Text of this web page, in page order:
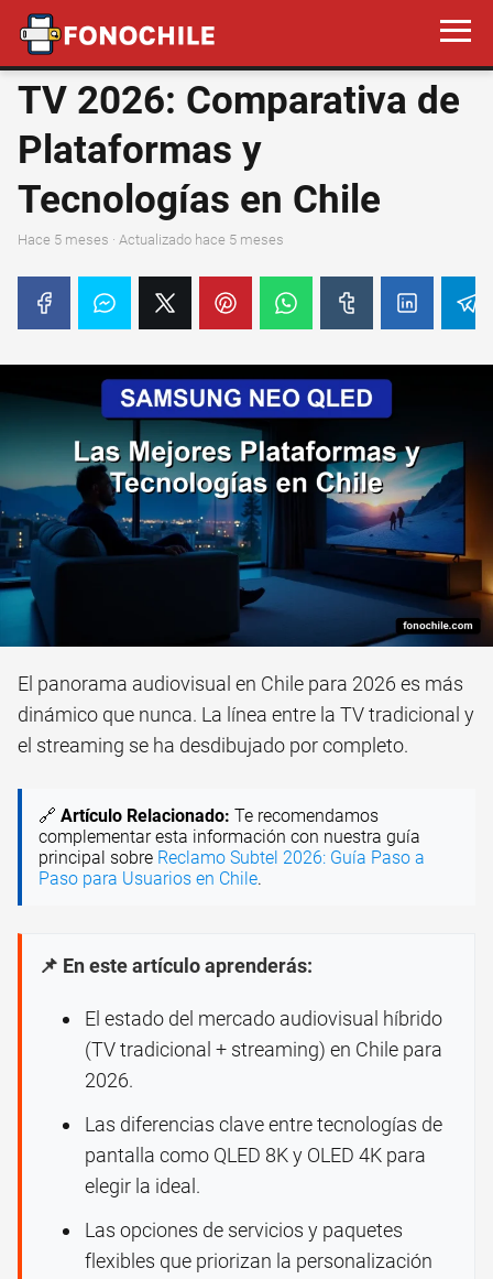
TV 2026: Comparativa de
Plataformas y
Tecnologías en Chile
hace 5 meses · Actualizado hace 5 meses
El panorama audiovisual en Chile para 2026 es más
dinámico que nunca. La línea entre la TV tradicional y
el streaming se ha desdibujado por completo.
🔗 Artículo Relacionado: Te recomendamos
complementar esta información con nuestra guía
principal sobre Reclamo Subtel 2026: Guía Paso a
Paso para Usuarios en Chile.
📌 En este artículo aprenderás:
El estado del mercado audiovisual híbrido
(TV tradicional + streaming) en Chile para
2026.
Las diferencias clave entre tecnologías de
pantalla como QLED 8K y OLED 4K para
elegir la ideal.
Las opciones de servicios y paquetes
flexibles que priorizan la personalización